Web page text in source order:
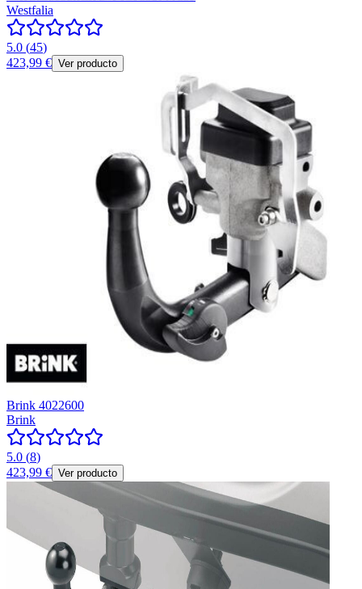
Westfalia
5.0 (45)
423,99 € Ver producto
Brink 4022600
Brink
5.0 (8)
423,99 € Ver producto